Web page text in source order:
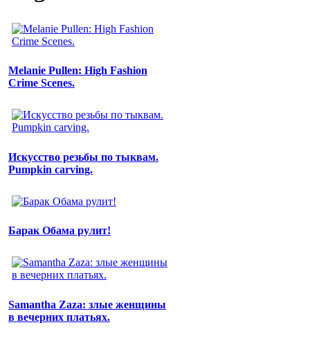
Melanie Pullen: High Fashion
Crime Scenes.
Искусство резьбы по тыквам.
Pumpkin carving.
Барак Обама рулит!
Samantha Zaza: злые женщины
в вечерних платьях.